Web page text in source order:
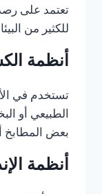
تعتمد على
للكثير من
أنظمة
تستخدم في
الطبيعي أو
بعض المطابخ
أنظمة